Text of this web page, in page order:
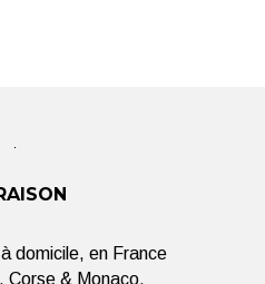
domicile, en France
Corse & Monaco.